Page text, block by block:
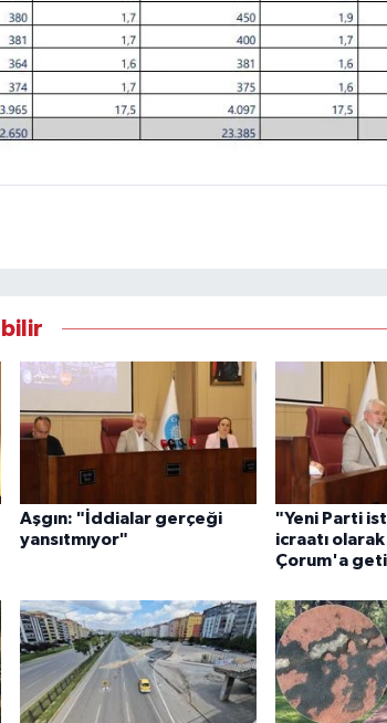
Aşgın: "İddialar gerçeği
yansıtmıyor"
"Yeni Parti
icraatı
Çorum'a